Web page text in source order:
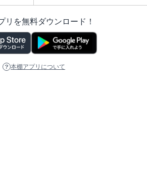
リを無料ダウンロード！
本棚アプリについて